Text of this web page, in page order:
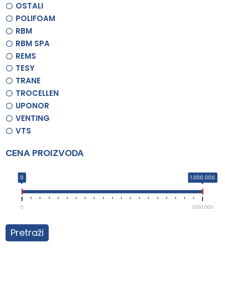
OSTALI
POLIFOAM
RBM
RBM SPA
REMS
TESY
TRANE
TROCELLEN
UPONOR
VENTING
VTS
CENA PROIZVODA
0 1.000.000
0 1.000.000
Pretraži